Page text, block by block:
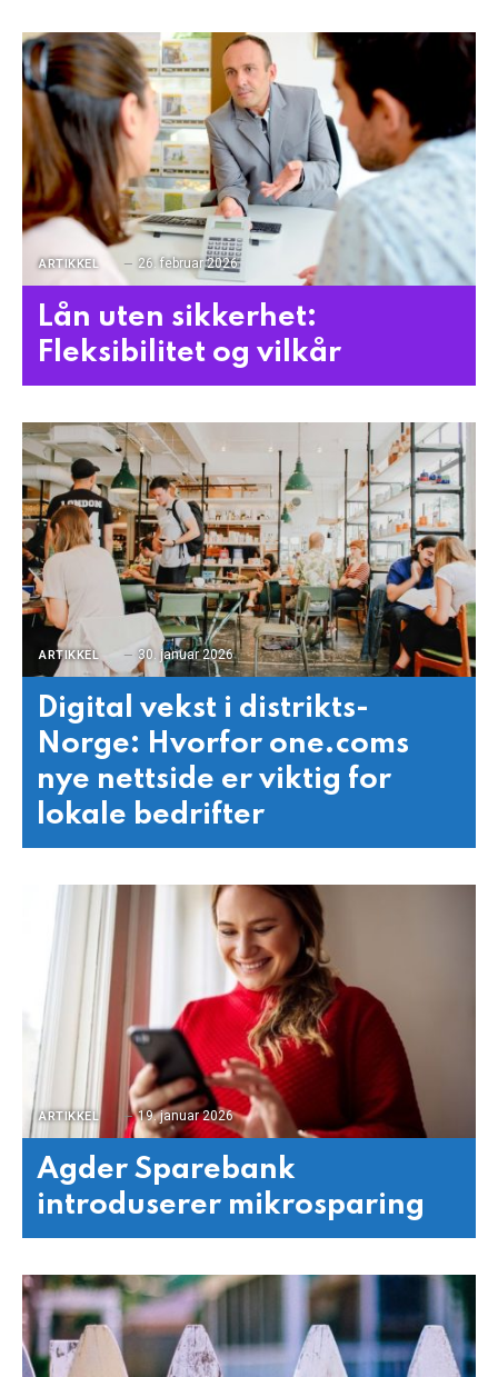
ARTIKKEL 26. februar 2026
Lån uten sikkerhet:
Fleksibilitet og vilkår
ARTIKKEL 30. januar 2026
Digital vekst i distrikts-
Norge: Hvorfor one.coms
nye nettside er viktig for
lokale bedrifter
ARTIKKEL 19. januar 2026
Agder Sparebank
introduserer mikrosparing